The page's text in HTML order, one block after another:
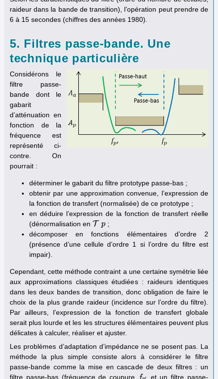
raideur dans la bande de transition), l’opération peut prendre de
6 à 15 secondes (chiffres des années 1980).
5. Filtres passe-bande. Une
technique particulière
Considérons le
filtre passe-
bande dont le
gabarit
d’atténuation en
fonction de la
fréquence est
représenté ci-
contre. On
pourrait :
déterminer le gabarit du filtre prototype passe-bas ;
obtenir par une approximation convenue, l’expression de
la fonction de transfert (normalisée) de ce prototype ;
en déduire l’expression de la fonction de transfert réelle
(dénormalisation en T p
T p
;
décomposer en fonctions élémentaires d’ordre 2
(présence d’une cellule d’ordre 1 si l’ordre du filtre est
impair).
Cependant, cette méthode contraint a une certaine symétrie liée
aux approximations classiques étudiées : raideurs identiques
dans les deux bandes de transition, donc obligation de faire le
choix de la plus grande raideur (incidence sur l’ordre du filtre).
Par ailleurs, l’expression de la fonction de transfert globale
serait plus lourde et les les structures élémentaires peuvent plus
délicates à calculer, réaliser et ajuster.
Les problèmes d’adaptation d’impédance ne se posent pas. La
méthode la plus simple consiste alors à considérer le filtre
passe-bande comme la mise en cascade de deux filtres : un
filtre passe-bas (fréquence de coupure
′ et un filtre passe-